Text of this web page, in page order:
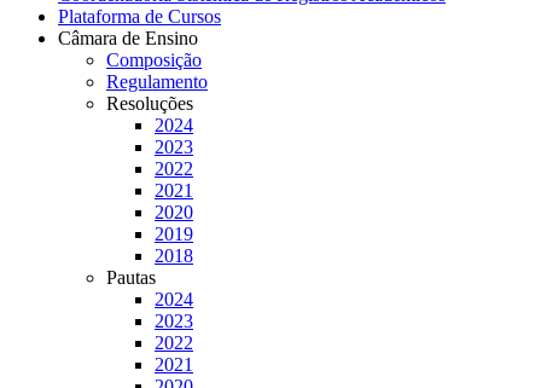
Plataforma de Cursos
Câmara de Ensino
Composição
Regulamento
Resoluções
2024
2023
2022
2021
2020
2019
2018
Pautas
2024
2023
2022
2021